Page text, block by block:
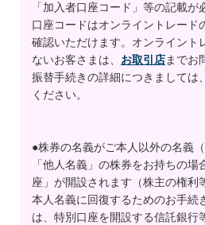
「加入者口座コード」等の記載
口座コードはオンライントレード
確認いただけます。オンライント
ないお客さまは、 お取引店までお
振替手続きの詳細につきましては、
ください。
●株券の名義がご本人以外の名義
「他人名義」の株券をお持ちの
座」が開設されます（株主の権利
本人名義に回復するためのお手続
は、特別口座を開設する信託銀行